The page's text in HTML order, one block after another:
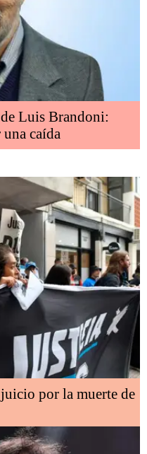
Luis Brandoni:
caída
por la muerte de